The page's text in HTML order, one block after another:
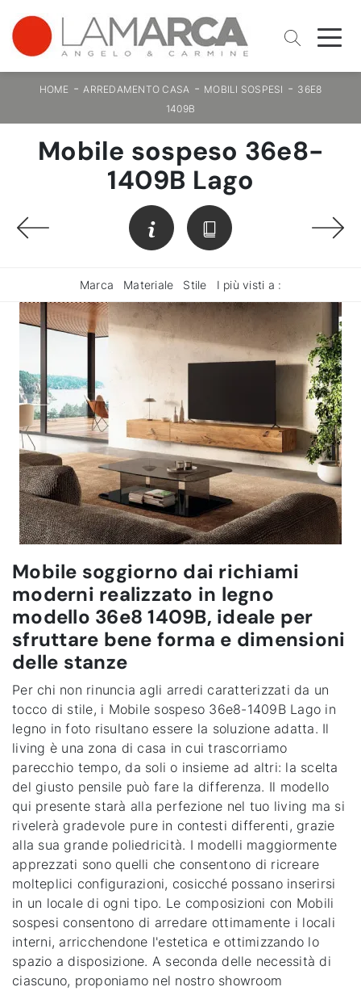
HOME -ARREDAMENTO CASA - MOBILI SOSPESI - 36E8
1409B
Mobile sospeso 36e8-
1409B Lago
Marca Materiale Stile I più visti a :
Mobile soggiorno dai richiami
moderni realizzato in legno
modello 36e8 1409B, ideale per
sfruttare bene forma e dimensioni
delle stanze
Per chi non rinuncia agli arredi caratterizzati da un
tocco di stile, i Mobile sospeso 36e8-1409B Lago in
legno in foto risultano essere la soluzione adatta. Il
living è una zona di casa in cui trascorriamo
parecchio tempo, da soli o insieme ad altri: la scelta
del giusto pensile può fare la differenza. Il modello
qui presente starà alla perfezione nel tuo living ma si
rivelerà gradevole pure in contesti differenti, grazie
alla sua grande poliedricità. I modelli maggiormente
apprezzati sono quelli che consentono di ricreare
molteplici configurazioni, cosicché possano inserirsi
in un locale di ogni tipo. Le composizioni con Mobili
sospesi consentono di arredare ottimamente i locali
interni, arricchendone l'estetica e ottimizzando lo
spazio a disposizione. A seconda delle necessità di
ciascuno, proponiamo nel nostro showroom